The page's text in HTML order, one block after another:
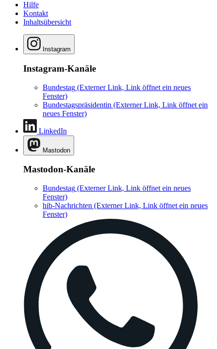
Hilfe
Kontakt
Inhaltsübersicht
Instagram
Instagram-Kanäle
Bundestag (Externer Link, Link öffnet ein neues
Fenster)
Bundestagspräsidentin (Externer Link, Link öffnet ein
neues Fenster)
LinkedIn
Mastodon
Mastodon-Kanäle
Bundestag (Externer Link, Link öffnet ein neues
Fenster)
hib-Nachrichten (Externer Link, Link öffnet ein neues
Fenster)